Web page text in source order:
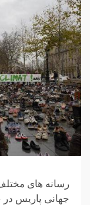
رسانه های
جهانی پاریس در